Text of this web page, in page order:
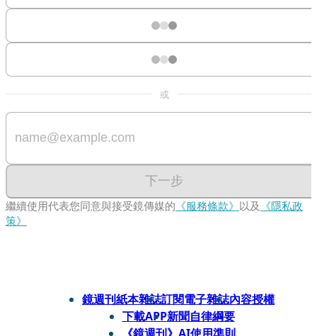
或
下一步
繼續使用代表您同意與接受鏡傳媒的 《服務條款》 以及 《隱私政
策》
鏡週刊紙本雜誌訂閱電子雜誌內容授權
下載APP新聞自律綱要